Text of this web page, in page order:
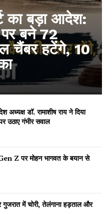
का बड़ा आदेश:
पर बने 72
चैंबर हटेंगे, 10
अध्यक्ष डॉ. रामाशीष राय ने दिया
उठाए गंभीर सवाल
Z पर मोहन भागवत के बयान से
में चोरी, तेलंगाना हड़ताल और